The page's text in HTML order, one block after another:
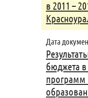
в 2011 –
Дата
бюджета
программ